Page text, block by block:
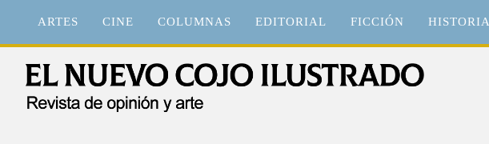
contenido
ARTES CINE COLUMNAS EDITORIAL FICCIÓN HISTORIA